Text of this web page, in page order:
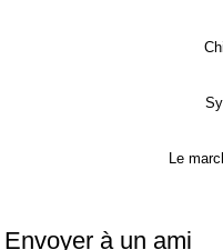
Le
Envoyer à un ami